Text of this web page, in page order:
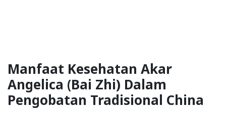
Manfaat Kesehatan Akar
Angelica (Bai Zhi) Dalam
Pengobatan Tradisional China